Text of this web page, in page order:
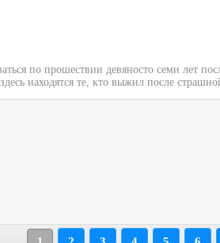
по прошествии девяносто семи лет
находятся те, кто выжил после